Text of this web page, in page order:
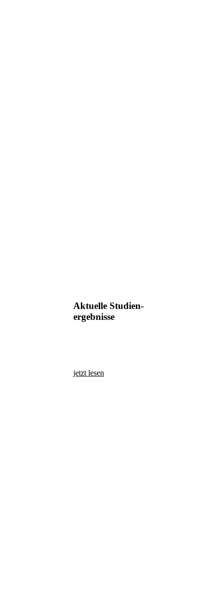
Aktuelle Studien-
ergebnisse
jetzt lesen